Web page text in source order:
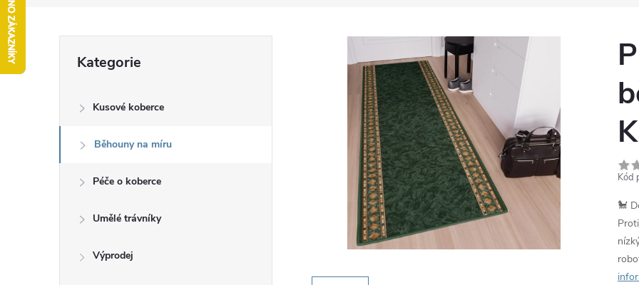
s
t
kategorie
Kategorie
Kusové koberce
Běhouny na míru
Péče o koberce
Umělé trávníky
Výprodej
Kód
🐩